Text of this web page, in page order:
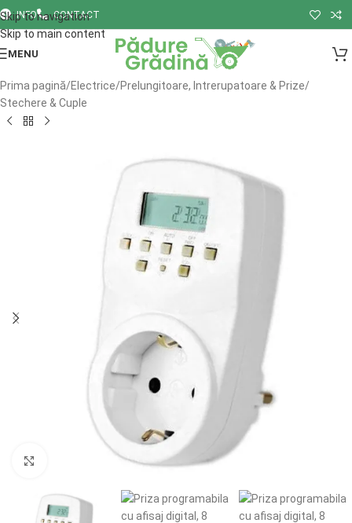
Skip to navigation
Skip to main content
INFO CONTACT
MENU
Prima pagină/Electrice/Prelungitoare, Intrerupatoare & Prize/
Stechere & Cuple
Click to enlarge